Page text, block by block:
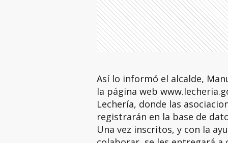
Así lo informó el alcalde,
la página web
Lechería, donde las
registrarán en la base de
Una vez inscritos, y con la